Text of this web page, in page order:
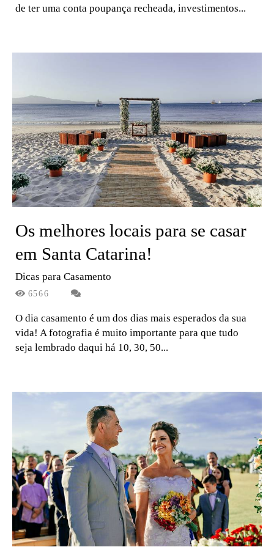
de ter uma conta poupança recheada, investimentos...
Os melhores locais para se casar
em Santa Catarina!
Dicas para Casamento
6566
O dia casamento é um dos dias mais esperados da sua
vida! A fotografia é muito importante para que tudo
seja lembrado daqui há 10, 30, 50...